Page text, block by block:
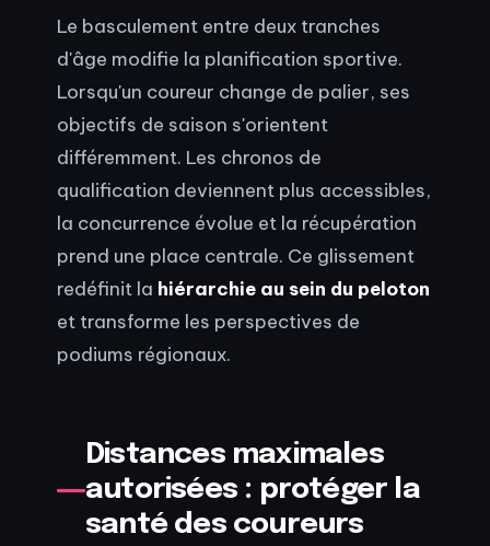
Le basculement entre deux tranches
d'âge modifie la planification sportive.
Lorsqu'un coureur change de palier, ses
objectifs de saison s'orientent
différemment. Les chronos de
qualification deviennent plus accessibles,
la concurrence évolue et la récupération
prend une place centrale. Ce glissement
redéfinit la hiérarchie au sein du peloton
et transforme les perspectives de
podiums régionaux.
Distances maximales
autorisées : protéger la
santé des coureurs